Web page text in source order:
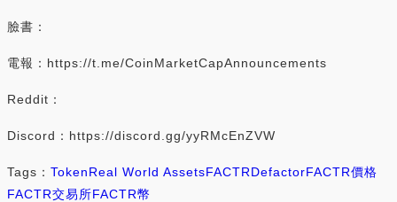
臉書：
電報：https://t.me/CoinMarketCapAnnouncements
Reddit：
Discord：https://discord.gg/yyRMcEnZVW
Tags： TokenReal World AssetsFACTRDefactorFACTR價格
FACTR交易所FACTR幣